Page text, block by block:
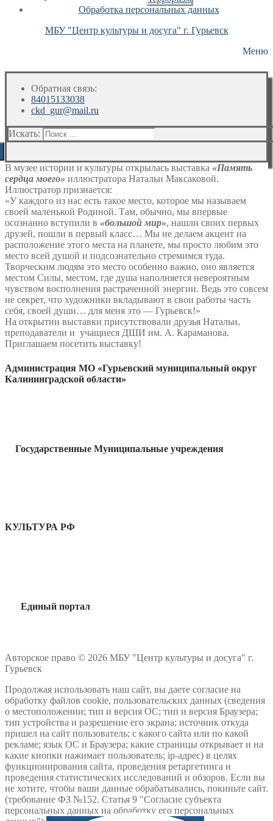
Обработка персональных данных
МБУ "Центр культуры и досуга" г. Гурьевск
Меню
Обратная связь:
84015133038
ckd_gur@mail.ru
Искать:
В музее истории и культуры открылась выставка «Память
сердца моего» иллюстратора Натальи Максаковой.
Иллюстратор признается:
«У каждого из нас есть такое место, которое мы называем
своей маленькой Родиной. Там, обычно, мы впервые
осознанно вступили в «большой мир», нашли своих первых
друзей, пошли в первый класс… Мы не делаем акцент на
расположение этого места на планете, мы просто любим это
место всей душой и подсознательно стремимся туда.
Творческим людям это место особенно важно, оно является
местом Силы, местом, где душа наполняется невероятным
чувством восполнения растраченной энергии. Ведь это совсем
не секрет, что художники вкладывают в свои работы часть
себя, своей души… для меня это — Гурьевск!»
На открытии выставки присутствовали друзья Натальи,
преподаватели и учащиеся ДШИ им. А. Караманова.
Приглашаем посетить выставку!
Администрация МО «Гурьевский муниципальный округ
Калининградской области»
Государственные Муниципальные учреждения
КУЛЬТУРА РФ
Единый портал
Авторское право © 2026 МБУ "Центр культуры и досуга" г.
Гурьевск
Продолжая использовать наш сайт, вы даете согласие на
обработку файлов cookie, пользовательских данных (сведения
о местоположении; тип и версия ОС; тип и версия Браузера;
тип устройства и разрешение его экрана; источник откуда
пришел на сайт пользователь; с какого сайта или по какой
рекламе; язык ОС и Браузера; какие страницы открывает и на
какие кнопки нажимает пользователь; ip-адрес) в целях
функционирования сайта, проведения ретаргетинга и
проведения статистических исследований и обзоров. Если вы
не хотите, чтобы ваши данные обрабатывались, покиньте сайт.
(требование ФЗ №152. Статья 9 "Согласие субъекта
персональных данных на обработку его персональных